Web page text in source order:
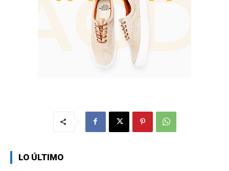
LO ÚLTIMO